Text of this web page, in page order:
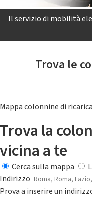
Il servizio di mobilità
Trova le
Mappa colonnine di
Trova la
vicina a te
Cerca sulla mappa
Indirizzo
Prova a inserire un